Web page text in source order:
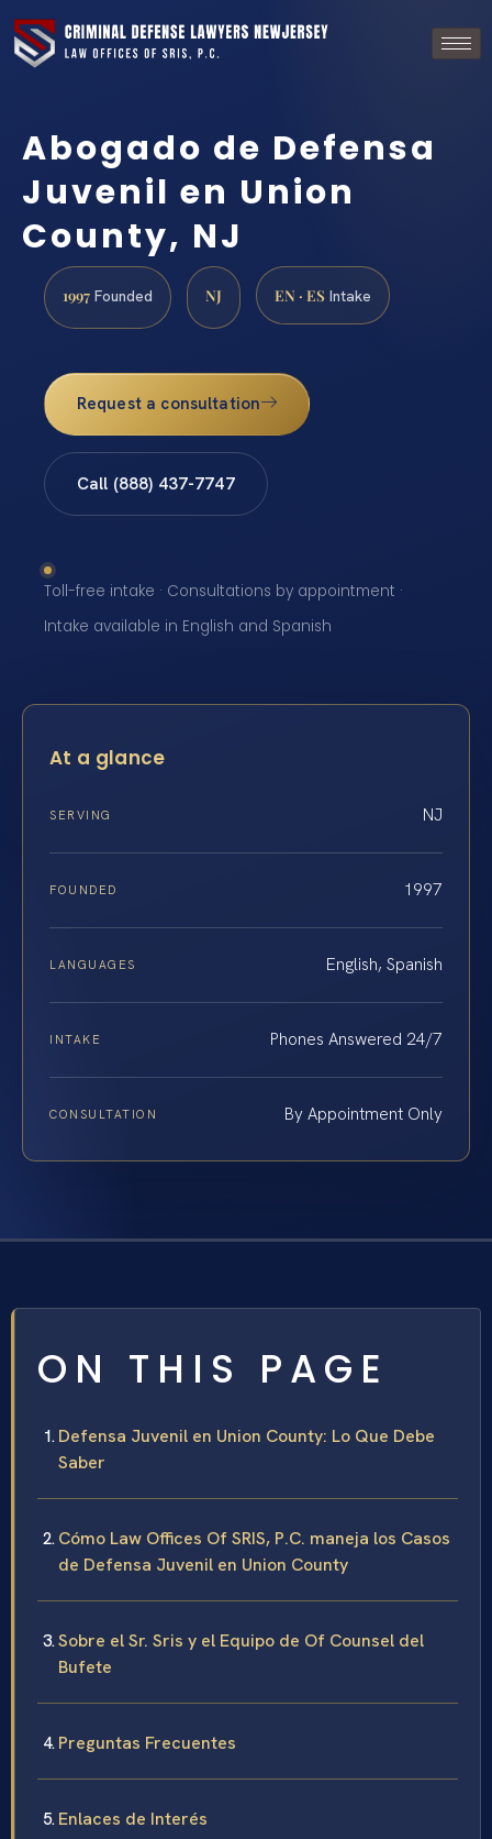
Abogado de Defensa
Juvenil en Union
County, NJ
1997 Founded NJ EN · ES Intake
Request a consultation
Call (888) 437-7747
Toll-free intake · Consultations by appointment ·
Intake available in English and Spanish
At a glance
SERVING NJ
FOUNDED 1997
LANGUAGES English, Spanish
INTAKE Phones Answered 24/7
CONSULTATION By Appointment Only
ON THIS PAGE
Defensa Juvenil en Union County: Lo Que Debe
Saber
Cómo Law Offices Of SRIS, P.C. maneja los Casos
de Defensa Juvenil en Union County
Sobre el Sr. Sris y el Equipo de Of Counsel del
Bufete
Preguntas Frecuentes
Enlaces de Interés